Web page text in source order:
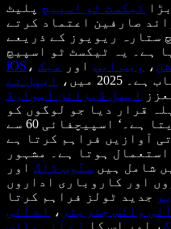
ٹیکسٹ ٹو اسپیچ پلیٹ
50 ملین سے زائد صارفین اعتماد کرتے
پانچ ستارہ ریویوز کے ذریعے
ہے۔ یہ ٹیکسٹ ٹو اسپیچ
iOS ، ، ویب ایپ اور
میک
میں،
ایپل نے
ایپل ڈیزائن ایوارڈ
قرار دیا جو لوگوں کو
اپنی زندگی جینے میں مدد دیتا ہے۔‘ اسپیچفائی 60 سے
میں 1,000+ قدرتی آوازیں فراہم کرتا ہے
میں استعمال ہوتا ہے۔ مشہور
شامل ہیں سنُوپ ڈاگ اور
اور کاروباری اداروں
جدید ٹولز فراہم کرتا
وائس جنریٹر ،
اے آئی
، اور اس کا
اے آئی وائس